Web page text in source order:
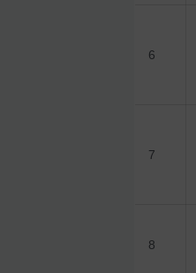
6
7
8